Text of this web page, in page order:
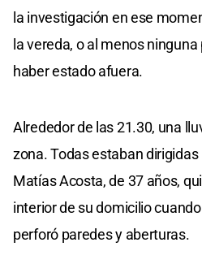
la investigación en ese
la vereda, o al menos
haber estado afuera.
Alrededor de las 21.30, una
zona. Todas estaban
Matías Acosta, de 37 años,
interior de su domicilio
perforó paredes y aberturas.